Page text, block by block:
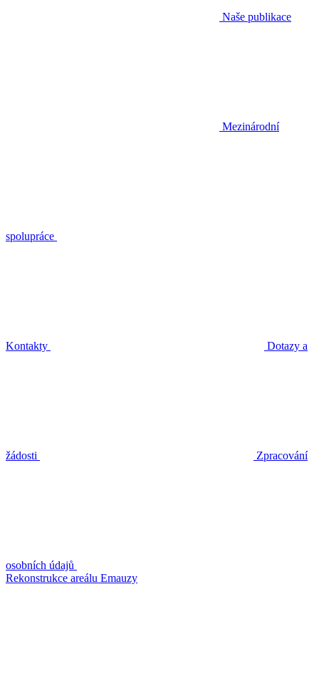
Naše publikace
Mezinárodní
spolupráce
Kontakty Dotazy a
žádosti Zpracování
osobních údajů
Rekonstrukce areálu Emauzy